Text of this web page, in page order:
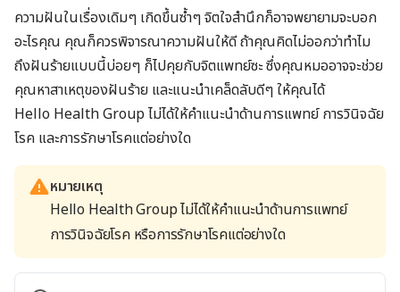
ความฝันในเรื่องเดิมๆ เกิดขึ้นซ้ำๆ จิตใจสำนึกก็อาจพยายามจะบอก
อะไรคุณ คุณก็ควรพิจารณาความฝันให้ดี ถ้าคุณคิดไม่ออกว่าทำไม
ถึงฝันร้ายแบบนี้บ่อยๆ ก็ไปคุยกับจิตแพทย์ซะ ซึ่งคุณหมออาจจะช่วย
คุณหาสาเหตุของฝันร้าย และแนะนำเคล็ดลับดีๆ ให้คุณได้
Hello Health Group ไม่ได้ให้คำแนะนำด้านการแพทย์ การวินิจฉัย
โรค และการรักษาโรคแต่อย่างใด
หมายเหตุ
Hello Health Group ไม่ได้ให้คำแนะนำด้านการแพทย์
การวินิจฉัยโรค หรือการรักษาโรคแต่อย่างใด